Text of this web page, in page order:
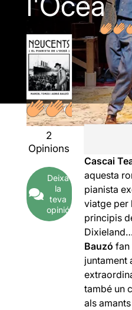
2
Opinions
Deixa
la
teva
opinió
Cascai
aquesta
pianista
viatge per
principis
Bauzó fan
juntament
també un
als